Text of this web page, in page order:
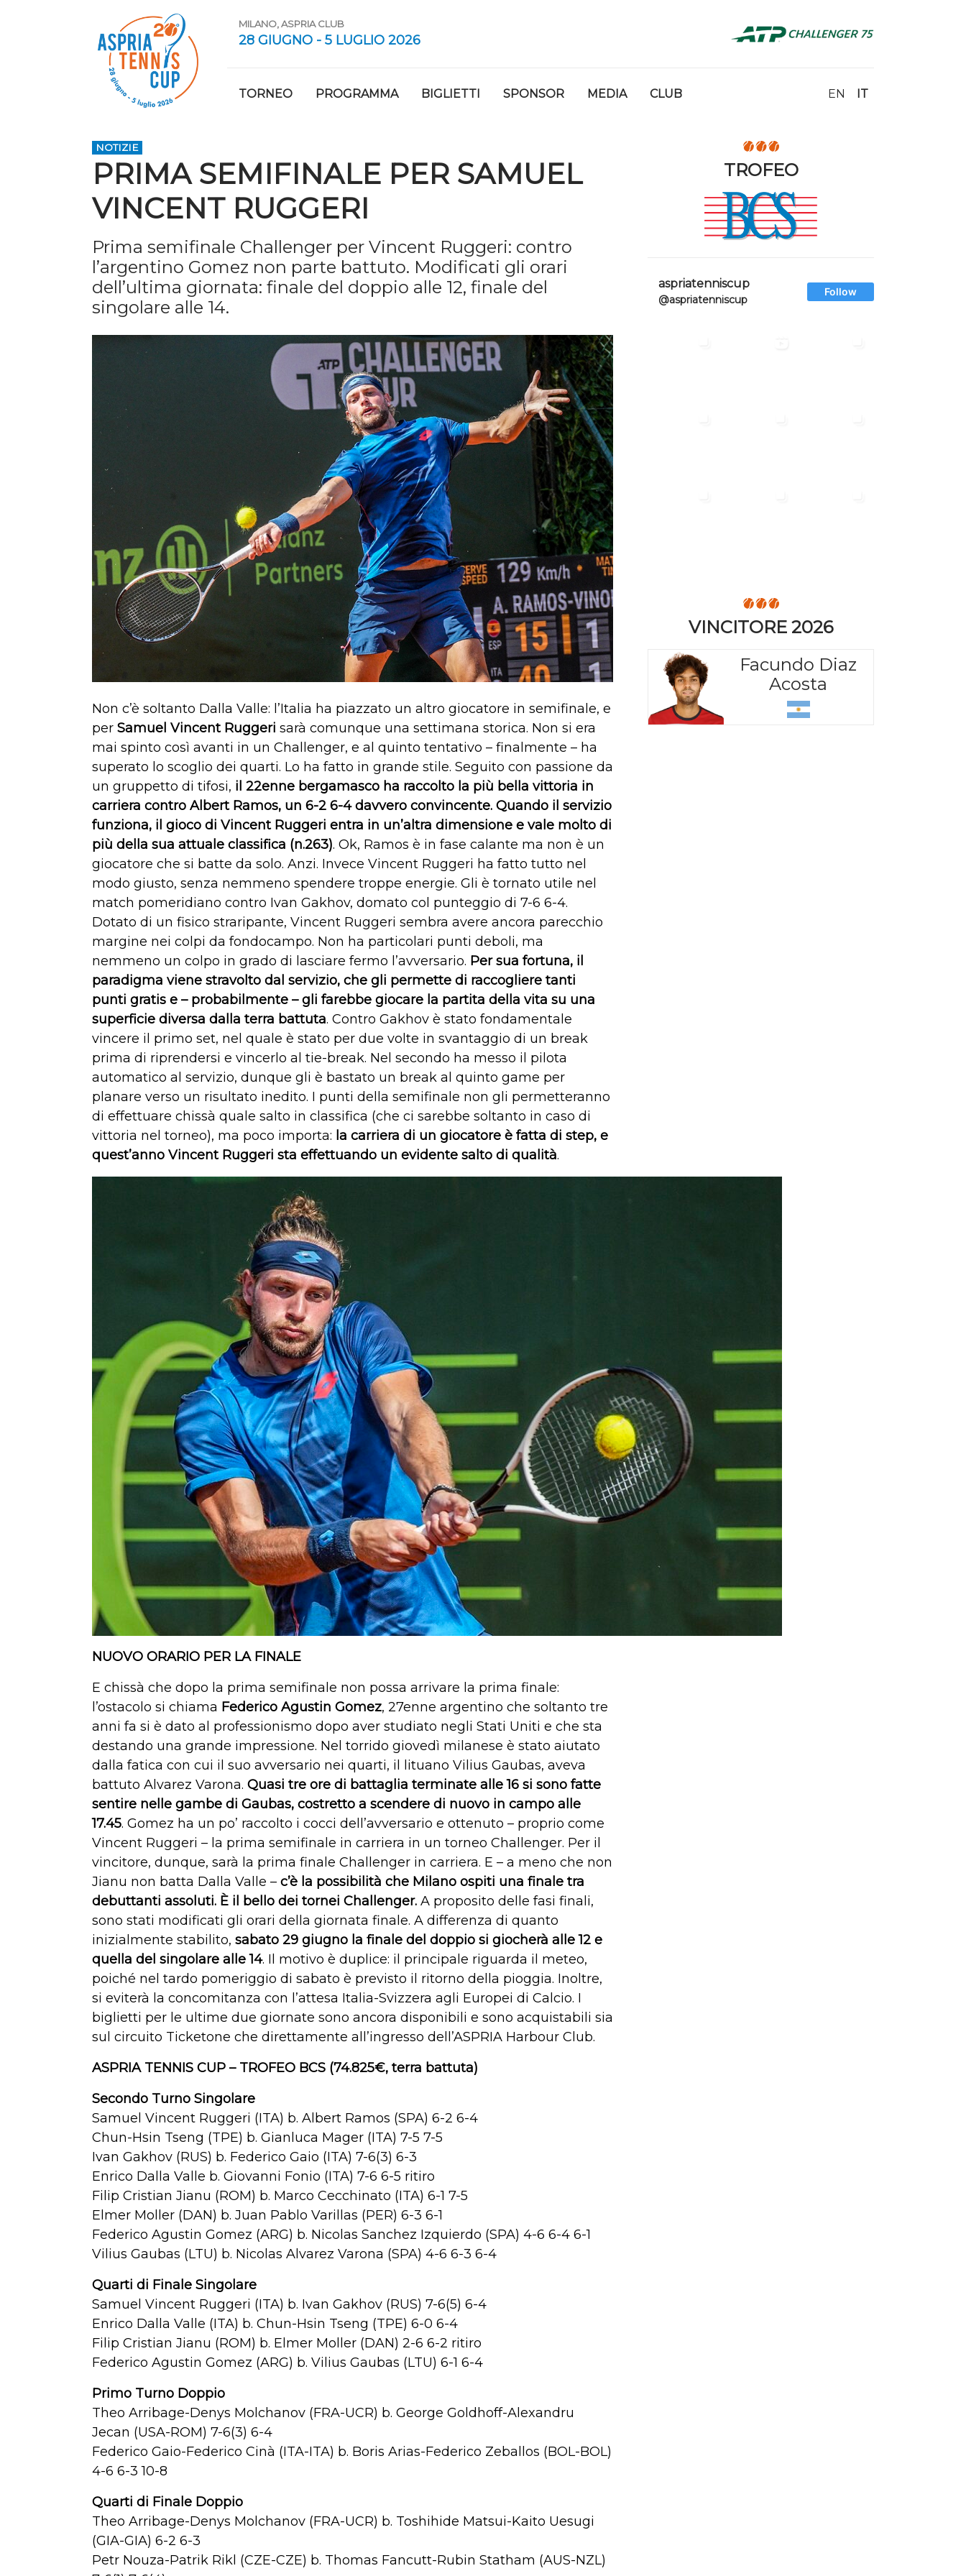
MILANO, ASPRIA CLUB
28 GIUGNO - 5 LUGLIO 2026
TORNEO PROGRAMMA BIGLIETTI SPONSOR MEDIA CLUB EN IT
NOTIZIE
PRIMA SEMIFINALE PER SAMUEL
VINCENT RUGGERI
Prima semifinale Challenger per Vincent Ruggeri: contro
l’argentino Gomez non parte battuto. Modificati gli orari
dell’ultima giornata: finale del doppio alle 12, finale del
singolare alle 14.
Non c’è soltanto Dalla Valle: l’Italia ha piazzato un altro giocatore in semifinale, e
per Samuel Vincent Ruggeri sarà comunque una settimana storica. Non si era
mai spinto così avanti in un Challenger, e al quinto tentativo – finalmente – ha
superato lo scoglio dei quarti. Lo ha fatto in grande stile. Seguito con passione da
un gruppetto di tifosi, il 22enne bergamasco ha raccolto la più bella vittoria in
carriera contro Albert Ramos, un 6-2 6-4 davvero convincente. Quando il servizio
funziona, il gioco di Vincent Ruggeri entra in un’altra dimensione e vale molto di
più della sua attuale classifica (n.263). Ok, Ramos è in fase calante ma non è un
giocatore che si batte da solo. Anzi. Invece Vincent Ruggeri ha fatto tutto nel
modo giusto, senza nemmeno spendere troppe energie. Gli è tornato utile nel
match pomeridiano contro Ivan Gakhov, domato col punteggio di 7-6 6-4.
Dotato di un fisico straripante, Vincent Ruggeri sembra avere ancora parecchio
margine nei colpi da fondocampo. Non ha particolari punti deboli, ma
nemmeno un colpo in grado di lasciare fermo l’avversario. Per sua fortuna, il
paradigma viene stravolto dal servizio, che gli permette di raccogliere tanti
punti gratis e – probabilmente – gli farebbe giocare la partita della vita su una
superficie diversa dalla terra battuta. Contro Gakhov è stato fondamentale
vincere il primo set, nel quale è stato per due volte in svantaggio di un break
prima di riprendersi e vincerlo al tie-break. Nel secondo ha messo il pilota
automatico al servizio, dunque gli è bastato un break al quinto game per
planare verso un risultato inedito. I punti della semifinale non gli permetteranno
di effettuare chissà quale salto in classifica (che ci sarebbe soltanto in caso di
vittoria nel torneo), ma poco importa: la carriera di un giocatore è fatta di step, e
quest’anno Vincent Ruggeri sta effettuando un evidente salto di qualità.
NUOVO ORARIO PER LA FINALE
E chissà che dopo la prima semifinale non possa arrivare la prima finale:
l’ostacolo si chiama Federico Agustin Gomez, 27enne argentino che soltanto tre
anni fa si è dato al professionismo dopo aver studiato negli Stati Uniti e che sta
destando una grande impressione. Nel torrido giovedì milanese è stato aiutato
dalla fatica con cui il suo avversario nei quarti, il lituano Vilius Gaubas, aveva
battuto Alvarez Varona. Quasi tre ore di battaglia terminate alle 16 si sono fatte
sentire nelle gambe di Gaubas, costretto a scendere di nuovo in campo alle
17.45. Gomez ha un po’ raccolto i cocci dell’avversario e ottenuto – proprio come
Vincent Ruggeri – la prima semifinale in carriera in un torneo Challenger. Per il
vincitore, dunque, sarà la prima finale Challenger in carriera. E – a meno che non
Jianu non batta Dalla Valle – c’è la possibilità che Milano ospiti una finale tra
debuttanti assoluti. È il bello dei tornei Challenger. A proposito delle fasi finali,
sono stati modificati gli orari della giornata finale. A differenza di quanto
inizialmente stabilito, sabato 29 giugno la finale del doppio si giocherà alle 12 e
quella del singolare alle 14. Il motivo è duplice: il principale riguarda il meteo,
poiché nel tardo pomeriggio di sabato è previsto il ritorno della pioggia. Inoltre,
si eviterà la concomitanza con l’attesa Italia-Svizzera agli Europei di Calcio. I
biglietti per le ultime due giornate sono ancora disponibili e sono acquistabili sia
sul circuito Ticketone che direttamente all’ingresso dell’ASPRIA Harbour Club.
ASPRIA TENNIS CUP – TROFEO BCS (74.825€, terra battuta)
Secondo Turno Singolare
Samuel Vincent Ruggeri (ITA) b. Albert Ramos (SPA) 6-2 6-4
Chun-Hsin Tseng (TPE) b. Gianluca Mager (ITA) 7-5 7-5
Ivan Gakhov (RUS) b. Federico Gaio (ITA) 7-6(3) 6-3
Enrico Dalla Valle b. Giovanni Fonio (ITA) 7-6 6-5 ritiro
Filip Cristian Jianu (ROM) b. Marco Cecchinato (ITA) 6-1 7-5
Elmer Moller (DAN) b. Juan Pablo Varillas (PER) 6-3 6-1
Federico Agustin Gomez (ARG) b. Nicolas Sanchez Izquierdo (SPA) 4-6 6-4 6-1
Vilius Gaubas (LTU) b. Nicolas Alvarez Varona (SPA) 4-6 6-3 6-4
Quarti di Finale Singolare
Samuel Vincent Ruggeri (ITA) b. Ivan Gakhov (RUS) 7-6(5) 6-4
Enrico Dalla Valle (ITA) b. Chun-Hsin Tseng (TPE) 6-0 6-4
Filip Cristian Jianu (ROM) b. Elmer Moller (DAN) 2-6 6-2 ritiro
Federico Agustin Gomez (ARG) b. Vilius Gaubas (LTU) 6-1 6-4
Primo Turno Doppio
Theo Arribage-Denys Molchanov (FRA-UCR) b. George Goldhoff-Alexandru
Jecan (USA-ROM) 7-6(3) 6-4
Federico Gaio-Federico Cinà (ITA-ITA) b. Boris Arias-Federico Zeballos (BOL-BOL)
4-6 6-3 10-8
Quarti di Finale Doppio
Theo Arribage-Denys Molchanov (FRA-UCR) b. Toshihide Matsui-Kaito Uesugi
(GIA-GIA) 6-2 6-3
Petr Nouza-Patrik Rikl (CZE-CZE) b. Thomas Fancutt-Rubin Statham (AUS-NZL)
TROFEO
aspriatenniscup
@aspriatenniscup
Follow
VINCITORE 2026
Facundo Diaz
Acosta